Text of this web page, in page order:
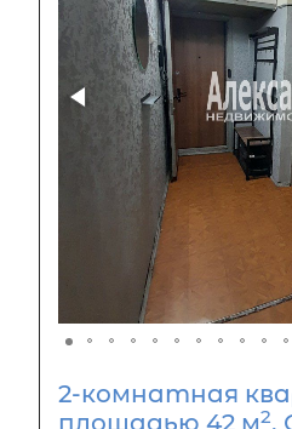
2-комнатная
площадью 42 м2,